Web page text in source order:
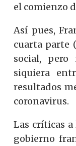
el comienzo
Así pues,
cuarta parte
social,
siquiera
resultados
coronavirus.
Las críticas
gobierno